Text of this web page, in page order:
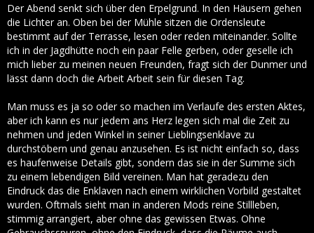
Der Abend senkt sich über den Erpelgrund. In den Häusern gehen
die Lichter an. Oben bei der Mühle sitzen die Ordensleute
bestimmt auf der Terrasse, lesen oder reden miteinander. Sollte
ich in der Jagdhütte noch ein paar Felle gerben, oder geselle ich
mich lieber zu meinen neuen Freunden, fragt sich der Dunmer und
lässt dann doch die Arbeit Arbeit sein für diesen Tag.
Man muss es ja so oder so machen im Verlaufe des ersten Aktes,
aber ich kann es nur jedem ans Herz legen sich mal die Zeit zu
nehmen und jeden Winkel in seiner Lieblingsenklave zu
durchstöbern und genau anzusehen. Es ist nicht einfach so, dass
es haufenweise Details gibt, sondern das sie in der Summe sich
zu einem lebendigen Bild vereinen. Man hat geradezu den
Eindruck das die Enklaven nach einem wirklichen Vorbild gestaltet
wurden. Oftmals sieht man in anderen Mods reine Stillleben,
stimmig arrangiert, aber ohne das gewissen Etwas. Ohne